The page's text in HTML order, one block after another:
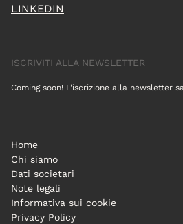
LINKEDIN
ISCRIVITI ALLA NEWSLETTER
Coming soon! L'iscrizione alla newsletter
Home
Chi siamo
Dati societari
Note legali
Informativa sui cookie
Privacy Policy